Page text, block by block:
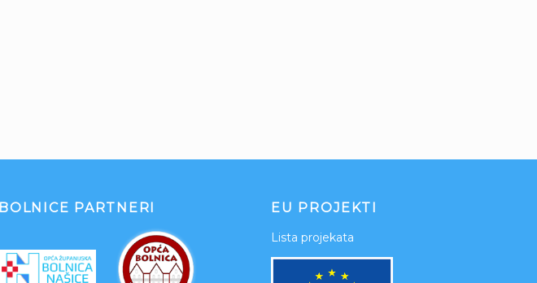
BOLNICE PARTNERI EU PROJEKTI
Lista projekata